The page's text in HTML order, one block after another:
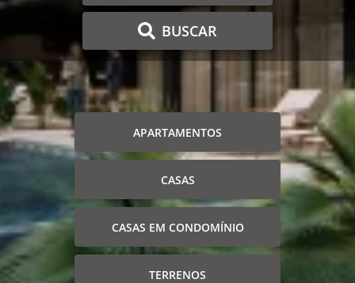
BUSCAR
APARTAMENTOS
CASAS
CASAS EM CONDOMÍNIO
TERRENOS